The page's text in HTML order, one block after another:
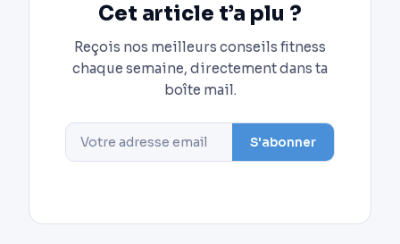
Cet article t’a plu ?
Reçois nos meilleurs conseils fitness
chaque semaine, directement dans ta
boîte mail.
S'abonner